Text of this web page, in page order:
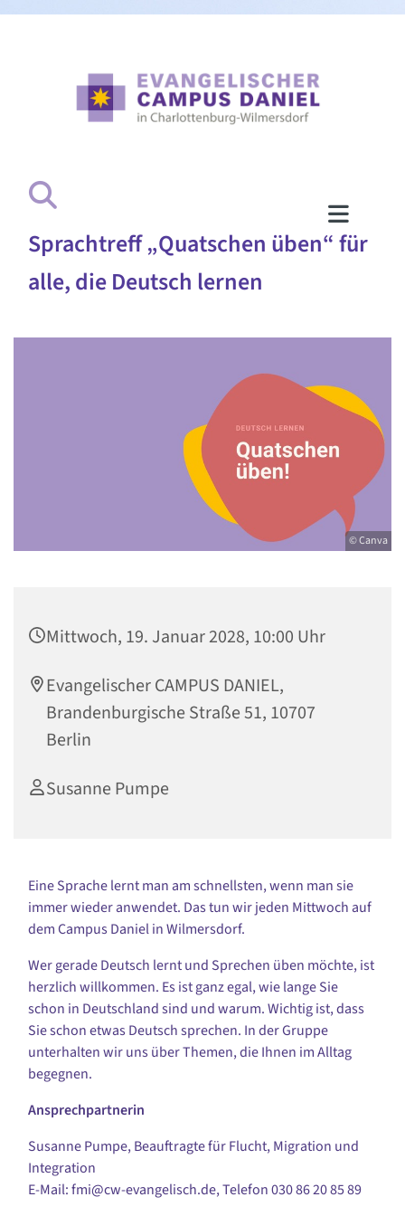
Sprachtreff „Quatschen üben“ für
alle, die Deutsch lernen
© Canva
Mittwoch, 19. Januar 2028, 10:00 Uhr
Evangelischer CAMPUS DANIEL,
Brandenburgische Straße 51, 10707
Berlin
Susanne Pumpe
Eine Sprache lernt man am schnellsten, wenn man sie
immer wieder anwendet. Das tun wir jeden Mittwoch auf
dem Campus Daniel in Wilmersdorf.
Wer gerade Deutsch lernt und Sprechen üben möchte, ist
herzlich willkommen. Es ist ganz egal, wie lange Sie
schon in Deutschland sind und warum. Wichtig ist, dass
Sie schon etwas Deutsch sprechen. In der Gruppe
unterhalten wir uns über Themen, die Ihnen im Alltag
begegnen.
Ansprechpartnerin
Susanne Pumpe, Beauftragte für Flucht, Migration und
Integration
E-Mail: fmi@cw-evangelisch.de, Telefon030 86 20 85 89